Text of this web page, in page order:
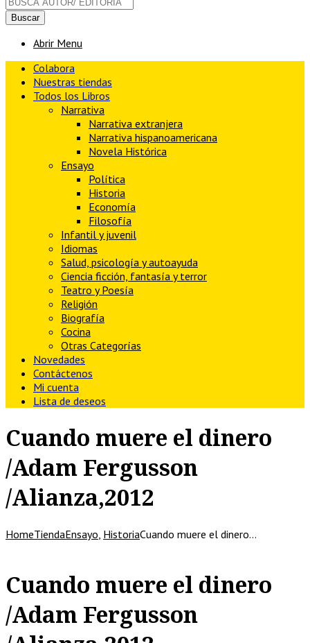
Abrir Menu
Colabora
Nuestras tiendas
Todos los Libros
Narrativa
Narrativa extranjera
Narrativa hispanoamericana
Novela Histórica
Ensayo
Política
Historia
Economía
Filosofía
Infantil y juvenil
Idiomas
Salud, psicología y autoayuda
Ciencia ficción, fantasía y terror
Teatro y Poesía
Religión
Biografía
Cocina
Otras Categorías
Novedades
Contáctenos
Mi cuenta
Lista de deseos
Cuando muere el dinero
/Adam Fergusson
/Alianza,2012
HomeTiendaEnsayo HistoriaCuando muere el dinero…
Cuando muere el dinero
/Adam Fergusson